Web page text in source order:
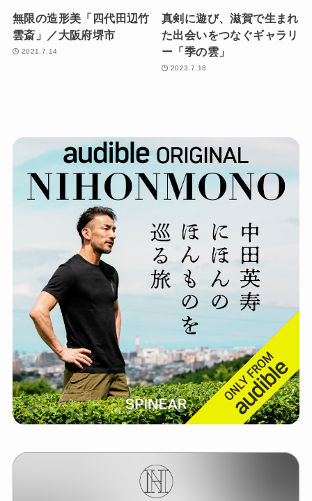
無限の造形美「四代田辺竹
雲斎」／大阪府堺市
2021.7.14
真剣に遊び、滋賀で生まれ
た出会いをつなぐギャラリ
ー「季の雲」
2023.7.18